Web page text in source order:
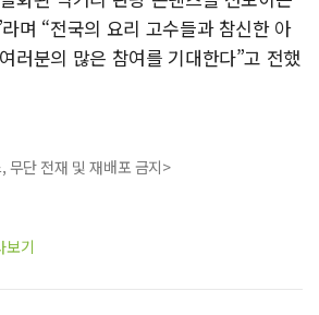
며 “전국의 요리 고수들과 참신한 아
러분의 많은 참여를 기대한다”고 전했
단 전재 및 재배포 금지>
보기